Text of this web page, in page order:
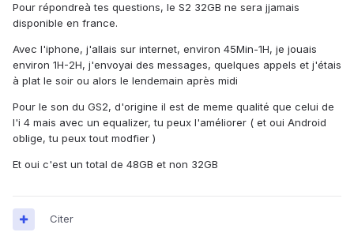
Pour répondreà tes questions, le S2 32GB ne sera jjamais
disponible en france.
Avec l'iphone, j'allais sur internet, environ 45Min-1H, je jouais
environ 1H-2H, j'envoyai des messages, quelques appels et j'étais
à plat le soir ou alors le lendemain après midi
Pour le son du GS2, d'origine il est de meme qualité que celui de
l'i 4 mais avec un equalizer, tu peux l'améliorer ( et oui Android
oblige, tu peux tout modfier )
Et oui c'est un total de 48GB et non 32GB
Citer